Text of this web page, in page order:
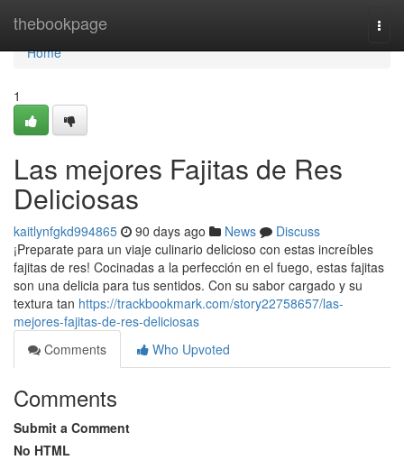
thebookpage
Home
Home
1
Las mejores Fajitas de Res
Deliciosas
kaitlynfgkd994865 90 days ago News
Discuss
¡Preparate para un viaje culinario delicioso con estas increíbles
fajitas de res! Cocinadas a la perfección en el fuego, estas fajitas
son una delicia para tus sentidos. Con su sabor cargado y su
textura tan https://trackbookmark.com/story22758657/las-
mejores-fajitas-de-res-deliciosas
Comments
Who Upvoted
Comments
Submit a Comment
No HTML